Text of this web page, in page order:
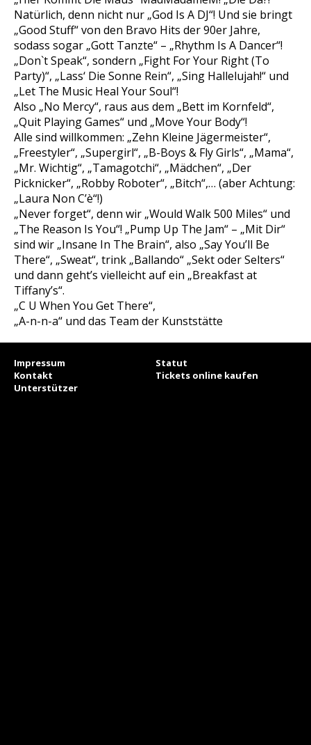
Natürlich, denn nicht nur „God Is A DJ“! Und sie bringt
„Good Stuff“ von den Bravo Hits der 90er Jahre,
sodass sogar „Gott Tanzte“ – „Rhythm Is A Dancer“!
„Don`t Speak“, sondern „Fight For Your Right (To
Party)“, „Lass‘ Die Sonne Rein“, „Sing Hallelujah!“ und
„Let The Music Heal Your Soul“!
Also „No Mercy“, raus aus dem „Bett im Kornfeld“,
„Quit Playing Games“ und „Move Your Body“!
Alle sind willkommen: „Zehn Kleine Jägermeister“,
„Freestyler“, „Supergirl“, „B-Boys & Fly Girls“, „Mama“,
„Mr. Wichtig“, „Tamagotchi“, „Mädchen“, „Der
Picknicker“, „Robby Roboter“, „Bitch“,… (aber Achtung:
„Laura Non C’è“!)
„Never forget“, denn wir „Would Walk 500 Miles“ und
„The Reason Is You“! „Pump Up The Jam“ – „Mit Dir“
sind wir „Insane In The Brain“, also „Say You’ll Be
There“, „Sweat“, trink „Ballando“ „Sekt oder Selters“
und dann geht’s vielleicht auf ein „Breakfast at
Tiffany’s“.
„C U When You Get There“,
„A-n-n-a“ und das Team der Kunststätte
Impressum
Statut
Kontakt
Tickets online kaufen
Unterstützer